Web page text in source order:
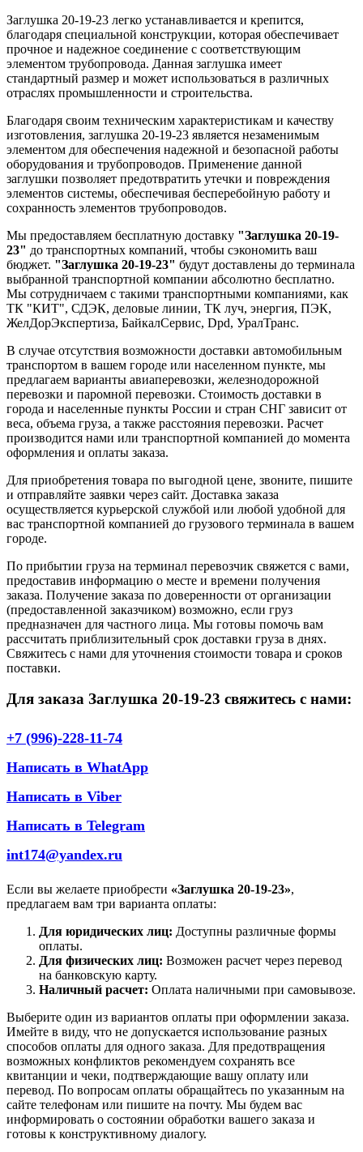
Заглушка 20-19-23 легко устанавливается и крепится,
благодаря специальной конструкции, которая обеспечивает
прочное и надежное соединение с соответствующим
элементом трубопровода. Данная заглушка имеет
стандартный размер и может использоваться в различных
отраслях промышленности и строительства.
Благодаря своим техническим характеристикам и качеству
изготовления, заглушка 20-19-23 является незаменимым
элементом для обеспечения надежной и безопасной работы
оборудования и трубопроводов. Применение данной
заглушки позволяет предотвратить утечки и повреждения
элементов системы, обеспечивая бесперебойную работу и
сохранность элементов трубопроводов.
Мы предоставляем бесплатную доставку "Заглушка 20-19-
23" до транспортных компаний, чтобы сэкономить ваш
бюджет. "Заглушка 20-19-23" будут доставлены до терминала
выбранной транспортной компании абсолютно бесплатно.
Мы сотрудничаем с такими транспортными компаниями, как
ТК "КИТ", СДЭК, деловые линии, ТК луч, энергия, ПЭК,
ЖелДорЭкспертиза, БайкалСервис, Dpd, УралТранс.
В случае отсутствия возможности доставки автомобильным
транспортом в вашем городе или населенном пункте, мы
предлагаем варианты авиаперевозки, железнодорожной
перевозки и паромной перевозки. Стоимость доставки в
города и населенные пункты России и стран СНГ зависит от
веса, объема груза, а также расстояния перевозки. Расчет
производится нами или транспортной компанией до момента
оформления и оплаты заказа.
Для приобретения товара по выгодной цене, звоните, пишите
и отправляйте заявки через сайт. Доставка заказа
осуществляется курьерской службой или любой удобной для
вас транспортной компанией до грузового терминала в вашем
городе.
По прибытии груза на терминал перевозчик свяжется с вами,
предоставив информацию о месте и времени получения
заказа. Получение заказа по доверенности от организации
(предоставленной заказчиком) возможно, если груз
предназначен для частного лица. Мы готовы помочь вам
рассчитать приблизительный срок доставки груза в днях.
Свяжитесь с нами для уточнения стоимости товара и сроков
поставки.
Для заказа Заглушка 20-19-23 свяжитесь с нами:
+7 (996)-228-11-74
Написать в WhatApp
Написать в Viber
Написать в Telegram
int174@yandex.ru
Если вы желаете приобрести «Заглушка 20-19-23»,
предлагаем вам три варианта оплаты:
Для юридических лиц: Доступны различные формы
оплаты.
Для физических лиц: Возможен расчет через перевод
на банковскую карту.
Наличный расчет: Оплата наличными при самовывозе.
Выберите один из вариантов оплаты при оформлении заказа.
Имейте в виду, что не допускается использование разных
способов оплаты для одного заказа. Для предотвращения
возможных конфликтов рекомендуем сохранять все
квитанции и чеки, подтверждающие вашу оплату или
перевод. По вопросам оплаты обращайтесь по указанным на
сайте телефонам или пишите на почту. Мы будем вас
информировать о состоянии обработки вашего заказа и
готовы к конструктивному диалогу.